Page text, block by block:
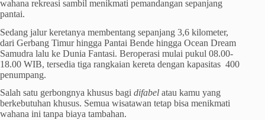
wahana rekreasi sambil menikmati pemandangan sepanjang
pantai.
Sedang jalur keretanya membentang sepanjang 3,6 kilometer,
dari Gerbang Timur hingga Pantai Bende hingga Ocean Dream
Samudra lalu ke Dunia Fantasi. Beroperasi mulai pukul 08.00-
18.00 WIB, tersedia tiga rangkaian kereta dengan kapasitas 400
penumpang.
Salah satu gerbongnya khusus bagi difabel atau kamu yang
berkebutuhan khusus. Semua wisatawan tetap bisa menikmati
wahana ini tanpa biaya tambahan.